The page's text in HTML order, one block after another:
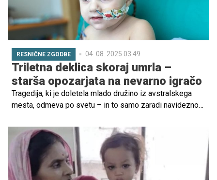
RESNIČNE ZGODBE 04. 08. 2025 03.49
Triletna deklica skoraj umrla –
starša opozarjata na nevarno igračo
Tragedija, ki je doletela mlado družino iz avstralskega
mesta, odmeva po svetu – in to samo zaradi navidezno
zaužitju dveh majhnih magnetov borila za življenje.